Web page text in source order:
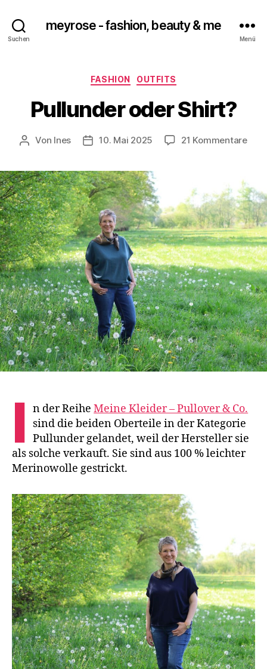
Suchen
meyrose - fashion, beauty & me
Menü
Kategorien
FASHION OUTFITS
Pullunder oder Shirt?
Beitragsautor
Von Ines Veröffentlichungsdatum
10. Mai 2025 21 Kommentarezu
I n der ReiheMeine Kleider – Pullover & Co.
sind die beiden Oberteile in der Kategorie
Pullunder gelandet, weil der Hersteller sie
als solche verkauft. Sie sind aus 100 % leichter
Merinowolle gestrickt.